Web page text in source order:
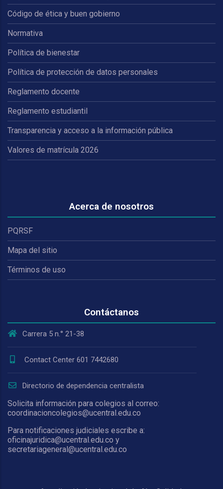
Código de ética y buen gobierno
Normativa
Política de bienestar
Política de protección de datos personales
Reglamento docente
Reglamento estudiantil
Transparencia y acceso a la información pública
Valores de matrícula 2026
Acerca de nosotros
PQRSF
Mapa del sitio
Términos de uso
Contáctanos
Carrera 5 n.° 21-38
Contact Center 601 7442680
Directorio de dependencia centralista
Solicita información para colegios al correo:
coordinacioncolegios@ucentral.edu.co
Para notificaciones judiciales escribe a:
oficinajuridica@ucentral.edu.co y
secretariageneral@ucentral.edu.co